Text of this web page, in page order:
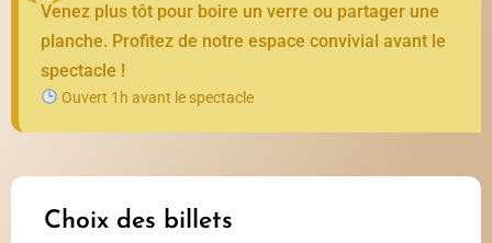
Venez plus tôt pour boire un verre ou partager une
planche. Profitez de notre espace convivial avant le
spectacle !
Ouvert 1h avant le spectacle
Choix des billets